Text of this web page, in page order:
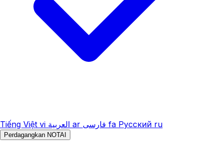
Tiếng Việt vi العربية ar فارسی fa Русский ru
Perdagangkan NOTAI